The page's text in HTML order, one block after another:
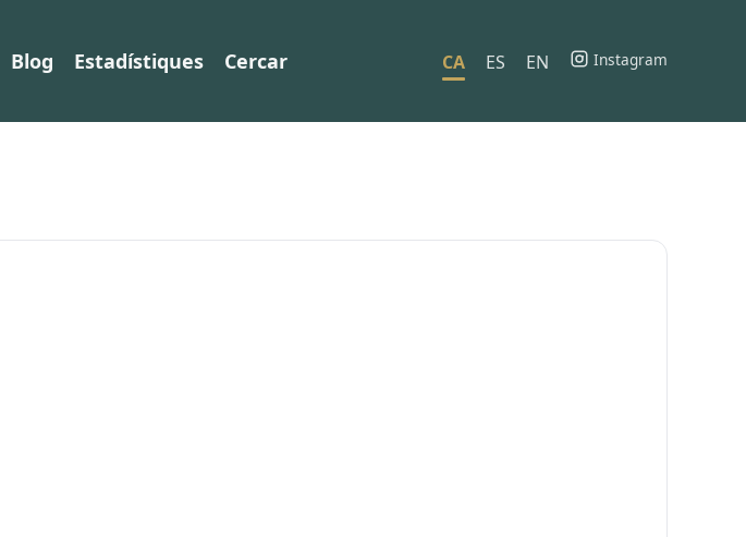
Blog Estadístiques Cercar CA ES EN Instagram